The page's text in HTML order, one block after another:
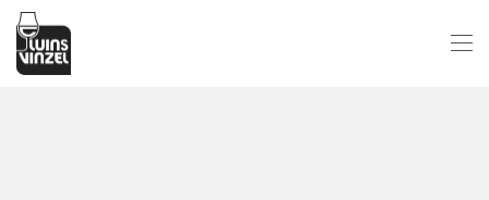
Passer au contenu principal